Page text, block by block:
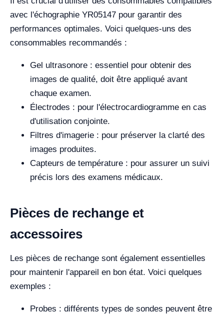
avec l'échographie YR05147 pour garantir des
performances optimales. Voici quelques-uns des
consommables recommandés :
Gel ultrasonore : essentiel pour obtenir des
images de qualité, doit être appliqué avant
chaque examen.
Électrodes : pour l'électrocardiogramme en cas
d'utilisation conjointe.
Filtres d'imagerie : pour préserver la clarté des
images produites.
Capteurs de température : pour assurer un suivi
précis lors des examens médicaux.
Pièces de rechange et
accessoires
Les pièces de rechange sont également essentielles
pour maintenir l'appareil en bon état. Voici quelques
exemples :
Probes : différents types de sondes peuvent être